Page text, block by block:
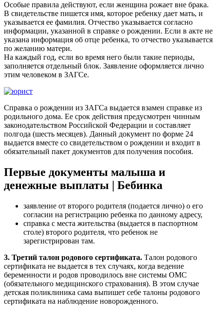
Особые правила действуют, если женщина рожает вне брака.
В свидетельстве пишется имя, которое ребенку дает мать, и
указывается ее фамилия. Отчество указывается согласно
информации, указанной в справке о рождении. Если в акте не
указана информация об отце ребенка, то отчество указывается
по желанию матери.
На каждый год, если во время него были такие периоды,
заполняется отдельный блок. Заявление оформляется лично
этим человеком в ЗАГСе.
Справка о рождении из ЗАГСа выдается взамен справке из
родильного дома. Ее срок действия предусмотрен чинным
законодательством Российской Федерации и составляет
полгода (шесть месяцев). Данный документ по форме 24
выдается вместе со свидетельством о рождении и входит в
обязательный пакет документов для получения пособия.
Первые документы малыша и
денежные выплаты | Бебинка
заявление от второго родителя (подается лично) о его
согласии на регистрацию ребенка по данному адресу,
справка с места жительства (выдается в паспортном
столе) второго родителя, что ребенок не
зарегистрирован там.
3. Третий талон родового сертификата. Талон родового
сертификата не выдается в тех случаях, когда ведение
беременности и родов проводилось вне системы ОМС
(обязательного медицинского страхования). В этом случае
детская поликлиника сама выпишет себе талоны родового
сертификата на наблюдение новорожденного.